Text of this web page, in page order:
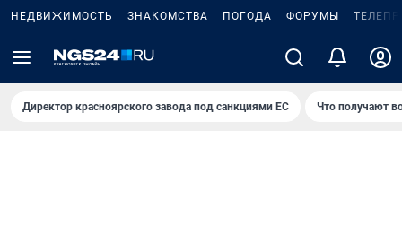
НЕДВИЖИМОСТЬ ЗНАКОМСТВА ПОГОДА ФОРУМЫ
Директор красноярского завода под санкциями ЕС Что получают